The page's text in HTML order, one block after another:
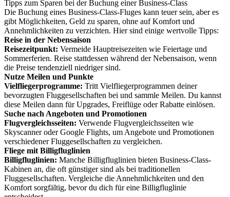
Tipps zum Sparen bei der Buchung einer Business-Class
Die Buchung eines Business-Class-Fluges kann teuer sein, aber es
gibt Möglichkeiten, Geld zu sparen, ohne auf Komfort und
Annehmlichkeiten zu verzichten. Hier sind einige wertvolle Tipps:
Reise in der Nebensaison
Reisezeitpunkt: Vermeide Hauptreisezeiten wie Feiertage und
Sommerferien. Reise stattdessen während der Nebensaison, wenn
die Preise tendenziell niedriger sind.
Nutze Meilen und Punkte
Vielfliegerprogramme: Tritt Vielfliegerprogrammen deiner
bevorzugten Fluggesellschaften bei und sammle Meilen. Du kannst
diese Meilen dann für Upgrades, Freiflüge oder Rabatte einlösen.
Suche nach Angeboten und Promotionen
Flugvergleichsseiten: Verwende Flugvergleichsseiten wie
Skyscanner oder Google Flights, um Angebote und Promotionen
verschiedener Fluggesellschaften zu vergleichen.
Fliege mit Billigfluglinien
Billigfluglinien: Manche Billigfluglinien bieten Business-Class-
Kabinen an, die oft günstiger sind als bei traditionellen
Fluggesellschaften. Vergleiche die Annehmlichkeiten und den
Komfort sorgfältig, bevor du dich für eine Billigfluglinie